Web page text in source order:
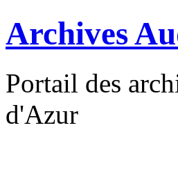
Archives
Portail des
d'Azur